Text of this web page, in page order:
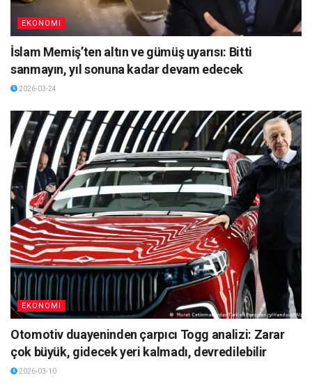
EKONOMI
İslam Memiş’ten altın ve gümüş uyarısı: Bitti
sanmayın, yıl sonuna kadar devam edecek
2026-03-24
EKONOMI
Otomotiv duayeninden çarpıcı Togg analizi: Zarar
çok büyük, gidecek yeri kalmadı, devredilebilir
2026-03-10